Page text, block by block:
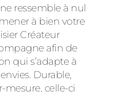
ressemble à nul
à bien votre
Créateur
afin de
qui s’adapte à
Durable,
mesure, celle-ci